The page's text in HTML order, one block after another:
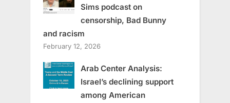
Sims podcast on
censorship, Bad Bunny
and racism
February 12, 2026
Arab Center Analysis:
Israel’s declining support
among American